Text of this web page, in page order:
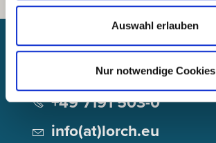
Auswahl erlauben
Nur notwendige Cookies
Lorch Schweißtechnik GmbH
+49 7191 503-0
info(at)lorch.eu